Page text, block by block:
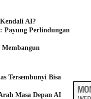
AI?
Payung Perlindungan
Tersembunyi Bisa
Masa Depan AI